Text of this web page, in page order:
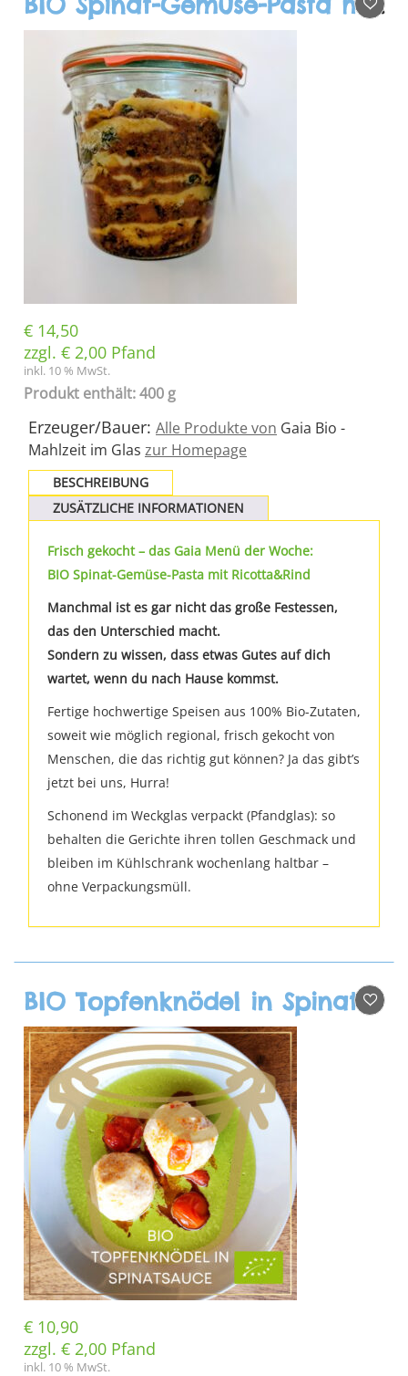
€ 14,50
zzgl. € 2,00 Pfand
inkl. 10 % MwSt.
Produkt enthält: 400 g
Erzeuger/Bauer: Alle Produkte von Gaia Bio -
Mahlzeit im Glas zur Homepage
BESCHREIBUNG
ZUSÄTZLICHE INFORMATIONEN
Frisch gekocht – das Gaia Menü der Woche:
BIO Spinat-Gemüse-Pasta mit Ricotta&Rind
Manchmal ist es gar nicht das große Festessen,
das den Unterschied macht.
Sondern zu wissen, dass etwas Gutes auf dich
wartet, wenn du nach Hause kommst.
Fertige hochwertige Speisen aus 100% Bio-Zutaten,
soweit wie möglich regional, frisch gekocht von
Menschen, die das richtig gut können? Ja das gibt’s
jetzt bei uns, Hurra!
Schonend im Weckglas verpackt (Pfandglas): so
behalten die Gerichte ihren tollen Geschmack und
bleiben im Kühlschrank wochenlang haltbar –
ohne Verpackungsmüll.
BIO Topfenknödel in Spinatsauce mit Schmortomaten (Gaia)
€ 10,90
zzgl. € 2,00 Pfand
inkl. 10 % MwSt.